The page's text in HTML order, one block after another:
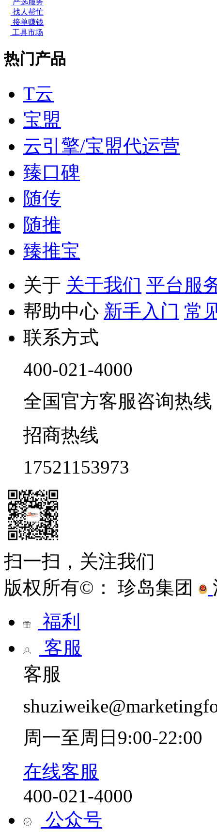
找人帮忙
接单赚钱
工具市场
热门产品
T云
宝盟
云引擎/宝盟代运营
臻口碑
随传
随推
臻推宝
关于 关于我们 平台服
帮助中心 新手入门 常
联系方式
400-021-4000
全国官方客服咨询热线
招商热线
17521153973
扫一扫，关注我们
版权所有©： 珍岛集团
福利
客服
客服
周一至周日9:00-22:00
在线客服
400-021-4000
公众号